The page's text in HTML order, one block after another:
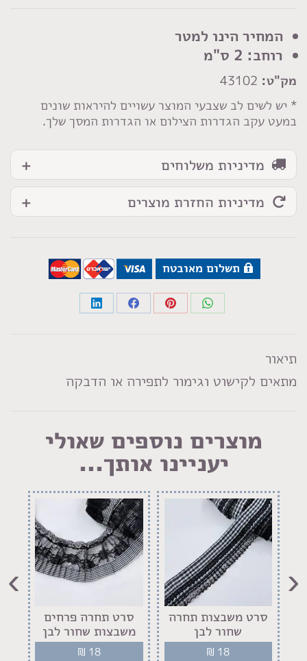
המחיר הינו למטר
רוחב: 2 ס"מ
מק"ט:
* יש לשים לב שצבעי המוצר עשויים להיראות שונים
במעט עקב הגדרות הצילום או הגדרות המסך שלך.
שחור
משולשים
מדיניות משלוחים
מדיניות החזרת מוצרים
תשלום מאובטח
Share
Share
Share
Share
תיאור
מתאים לקישוט וגימור לתפירה או הדבקה
מוצרים נוספים שאולי
יעניינו אותך...
סרט משבצות תחרה
שחור לבן
₪ 18
סרט תחרה פרחים
משבצות שחור לבן
₪ 18
‹
›